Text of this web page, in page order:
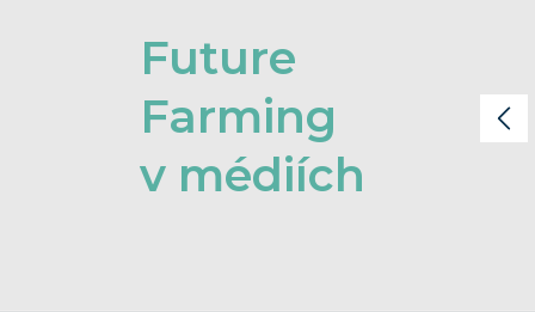
Future
Farming
v médiích